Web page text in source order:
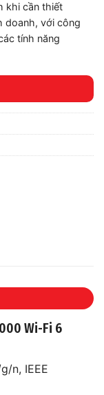
khi cần thiết
doanh, với công
tính năng
Wi-Fi 6
n, IEEE